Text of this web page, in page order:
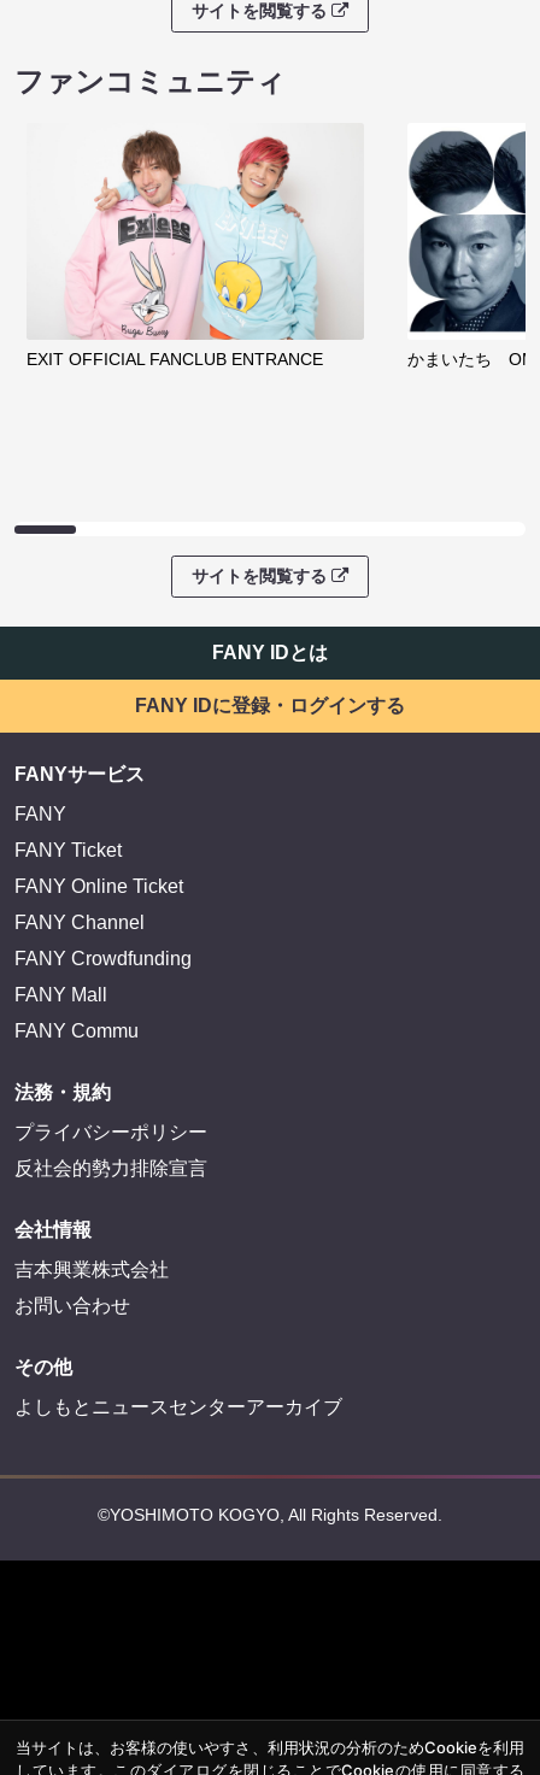
サイトを閲覧する
ファンコミュニティ
EXIT OFFICIAL FANCLUB ENTRANCE かまいたち
サイトを閲覧する
FANY IDとは
FANY IDに登録・ログインする
FANYサービス
FANY
FANY Ticket
FANY Online Ticket
FANY Channel
FANY Crowdfunding
FANY Mall
FANY Commu
法務・規約
プライバシーポリシー
反社会的勢力排除宣言
会社情報
吉本興業株式会社
お問い合わせ
その他
よしもとニュースセンターアーカイブ
©YOSHIMOTO KOGYO, All Rights Reserved.
当サイトは、お客様の使いやすさ、利用状況の分析のためCookieを利用
しています。このダイアログを閉じることでCookieの使用に同意する